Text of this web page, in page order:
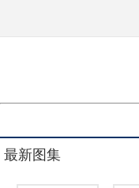
最新图集